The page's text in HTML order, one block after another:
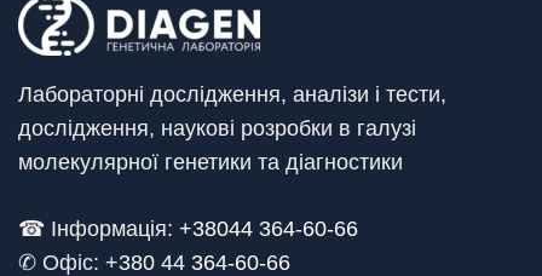
Лабораторні дослідження, аналізи і тести,
дослідження, наукові розробки в галузі
молекулярної генетики та діагностики
☎ Інформація: +38044 364-60-66
✆ Офіс: +380 44 364-60-66